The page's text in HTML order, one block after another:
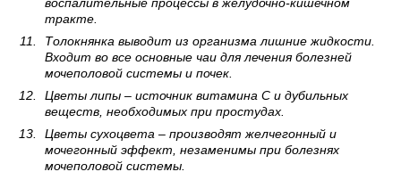
воспалительные процессы в желудочно-кишечном
тракте.
Толокнянка выводит из организма лишние жидкости.
Входит во все основные чаи для лечения болезней
мочеполовой системы и почек.
Цветы липы – источник витамина С и дубильных
веществ, необходимых при простудах.
Цветы сухоцвета – производят желчегонный и
мочегонный эффект, незаменимы при болезнях
мочеполовой системы.